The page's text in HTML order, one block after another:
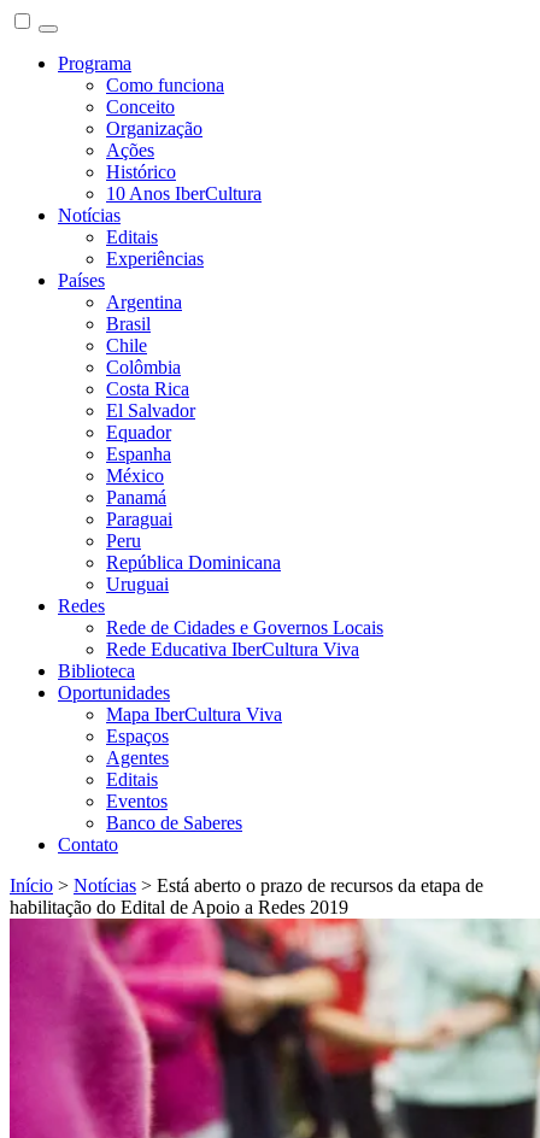
Programa
Como funciona
Conceito
Organização
Ações
Histórico
10 Anos IberCultura
Notícias
Editais
Experiências
Países
Argentina
Brasil
Chile
Colômbia
Costa Rica
El Salvador
Equador
Espanha
México
Panamá
Paraguai
Peru
República Dominicana
Uruguai
Redes
Rede de Cidades e Governos Locais
Rede Educativa IberCultura Viva
Biblioteca
Oportunidades
Mapa IberCultura Viva
Espaços
Agentes
Editais
Eventos
Banco de Saberes
Contato
Início > Notícias > Está aberto o prazo de recursos da etapa de
habilitação do Edital de Apoio a Redes 2019